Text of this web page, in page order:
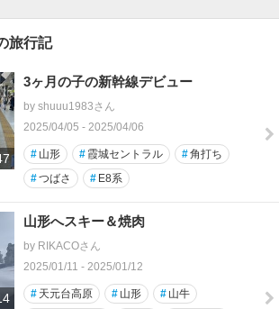
旅行記
3ヶ月の子の新幹線デビュー
by shuuu1983さん
2025/04/05 - 2025/04/06
# 山形 # 霞城セントラル #角打ち
#つばさ # E8系
山形へスキー＆焼肉
by RIKACOさん
2025/01/11 - 2025/01/12
# 天元台高原 # 山形 # 山牛